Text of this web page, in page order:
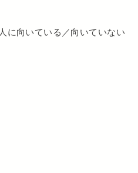
に向いている／向いていない